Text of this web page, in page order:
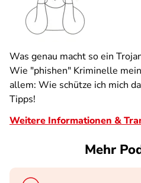
Was genau macht so ein
Wie "phishen" Kriminelle
allem: Wie schütze ich mich
Tipps!
Weitere Informationen &
Mehr